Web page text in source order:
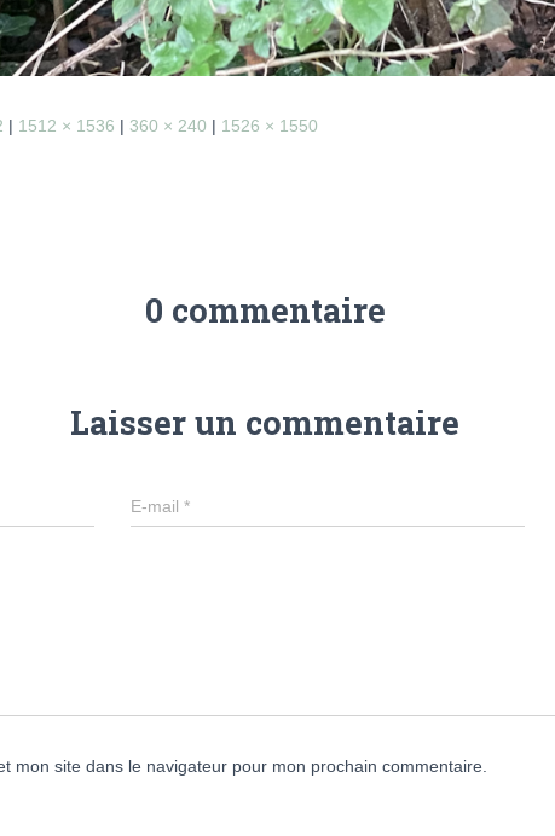
| 1512 × 1536 | 360 × 240 | 1526 × 1550
0 commentaire
Laisser un commentaire
E-mail*
mon site dans le navigateur pour mon prochain commentaire.